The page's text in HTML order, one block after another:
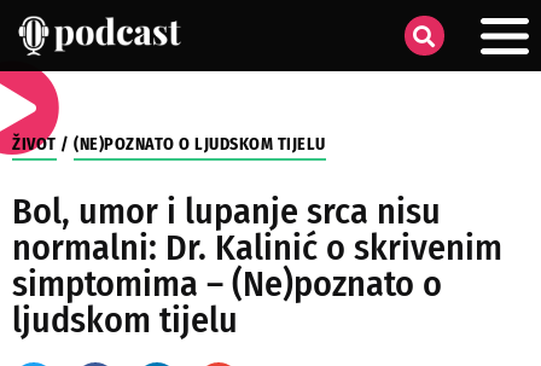
ŽIVOT / (NE)POZNATO O LJUDSKOM TIJELU
Bol, umor i lupanje srca nisu
normalni: Dr. Kalinić o skrivenim
simptomima – (Ne)poznato o
ljudskom tijelu